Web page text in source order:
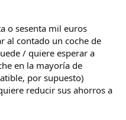
o sesenta mil euros
al contado un coche de
/ quiere esperar a
en la mayoría de
por supuesto)
reducir sus ahorros a